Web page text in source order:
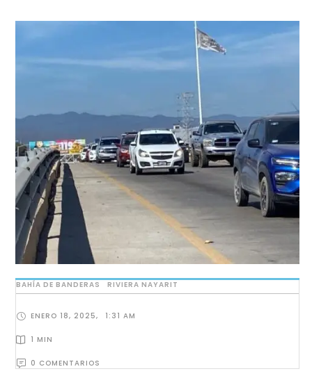
BAHÍA DE BANDERAS RIVIERA NAYARIT
ENERO 18, 2025, 1:31 AM
1 MIN
0 COMENTARIOS